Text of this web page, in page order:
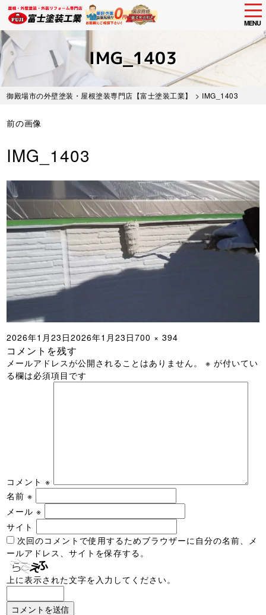
Skip
to
main
content
MENU
IMG_1403
御殿場市の外壁塗装・屋根塗装専門店【富士塗装工業】 > IMG_1403
前の画像
IMG_1403
投
稿
日:
2026年1月23日2026年1月23日フ
サ
700 × 394
コメントを残す
メールアドレスが公開されることはありません。 ※ が付いてい
る欄は必須項目です
コメント※
名前※
メール※
サイト
次回のコメントで使用するためブラウザーに自分の名前、メ
ールアドレス、サイトを保存する。
上に表示された文字を入力してください。